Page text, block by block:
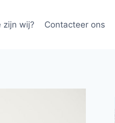
zijn wij? Contacteer ons